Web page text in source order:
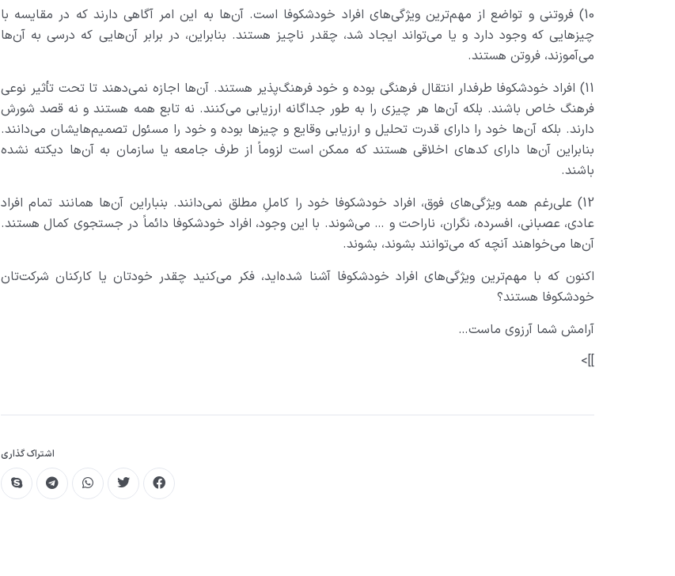
10) فروتنی و تواضع از مهم‌ترین ویژگی‌های افراد خودشکوفا است. آن‌ها به این امر آگاهی دارند که در مقایسه با
چیزهایی که وجود دارد و یا می‌تواند ایجاد شد، چقدر ناچیز هستند. بنابراین، در برابر آن‌هایی که درسی به آن‌ها
می‌آموزند، فروتن هستند.
11) افراد خودشکوفا طرفدار انتقال فرهنگی بوده و خود فرهنگ‌پذیر هستند. آن‌ها اجازه نمی‌دهند تا تحت تأثیر نوعی
فرهنگ خاص باشند. بلکه آن‌ها هر چیزی را به طور جداگانه ارزیابی می‌کنند. نه تابع همه هستند و نه قصد شورش
دارند. بلکه آن‌ها خود را دارای قدرت تحلیل و ارزیابی وقایع و چیزها بوده و خود را مسئول تصمیم‌هایشان می‌دانند.
بنابراین آن‌ها دارای کدهای اخلاقی هستند که ممکن است لزوماً از طرف جامعه یا سازمان به آن‌ها دیکته نشده
باشند.
12) علی‌رغم همه ویژگی‌های فوق، افراد خودشکوفا خود را کاملِ مطلق نمی‌دانند. بنباراین آن‌ها همانند تمام افراد
عادی، عصبانی، افسرده، نگران، ناراحت و … می‌شوند. با این وجود، افراد خودشکوفا دائماً در جستجوی کمال هستند.
آن‌ها می‌خواهند آنچه که می‌توانند بشوند، بشوند.
اکنون که با مهم‌ترین ویژگی‌های افراد خودشکوفا آشنا شده‌اید، فکر می‌کنید چقدر خودتان یا کارکنان شرکت‌تان
خودشکوفا هستند؟
آرامش شما آرزوی ماست…
]]>
اشتراک گذاری